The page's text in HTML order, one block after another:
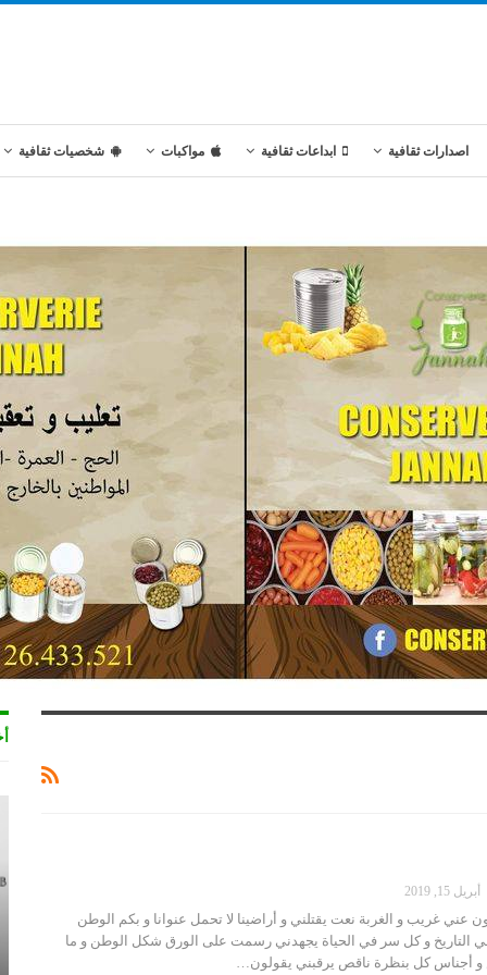
اصدارات ثقافية ابداعات ثقافية مواكبات شخصيات ثقافية
أبريل 15, 2019
عني غريب و الغربة نعت يقتلني و أراضينا لا تحمل عنوانا و بكم الوطن
التاريخ و كل سر في الحياة يجهدني رسمت على الورق شكل الوطن و ما
و أجناس كل بنظرة ناقص يرقبني يقولون…